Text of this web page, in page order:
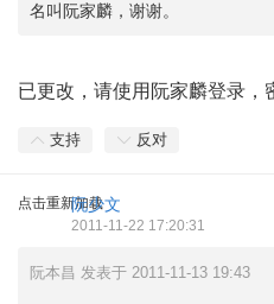
名叫阮家麟，谢谢。
已更改，请使用阮家麟登录，
支持 反对
点击重新加载
阮少文
2011-11-22 17:20:31
阮本昌 发表于 2011-11-13 19:43